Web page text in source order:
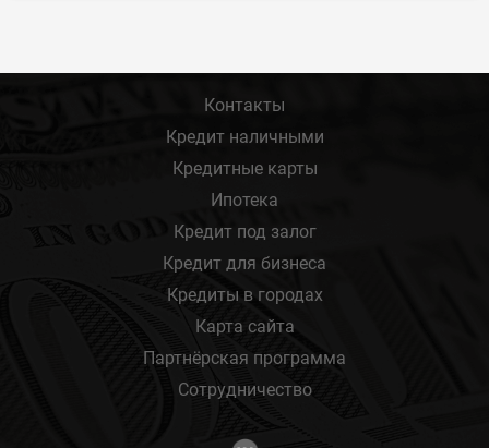
Контакты
Кредит наличными
Кредитные карты
Ипотека
Кредит под залог
Кредит для бизнеса
Кредиты в городах
Карта сайта
Партнёрская программа
Сотрудничество